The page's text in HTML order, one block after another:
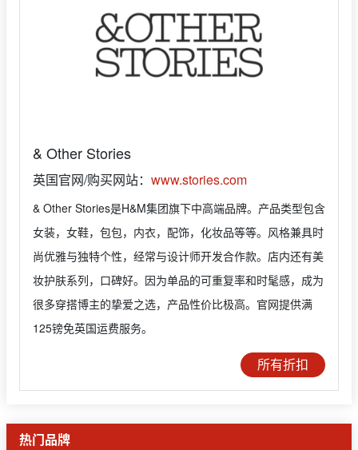
& Other Stories
英国官网/购买网站： www.stories.com
& Other Stories是H&M集团旗下中高端品牌。产品类型包含
女装，女鞋，包包，内衣，配饰，化妆品等等。风格兼具时
尚优雅与独特个性，经常与设计师开发合作款。店内还有美
妆护肤系列，口碑好。因为单品的可重复率和时髦感，成为
很多穿搭博主的挚爱之选，产品性价比极高。官网提供满
125镑免英国运费服务。
所有折扣
热门品牌